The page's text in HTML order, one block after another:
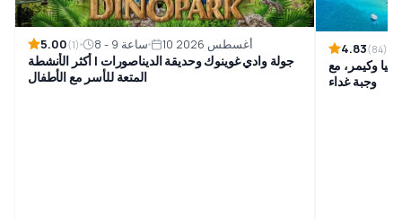
5.00(1) 8 - 9 ساعة 10 أغسطس 2026
جولة وادي غوينوك وحديقة الديناصورات | أكثر الأنشطة
المتعة للأسر مع الأطفال
4.83(84)
وكيمر، مع
وجبة غداء